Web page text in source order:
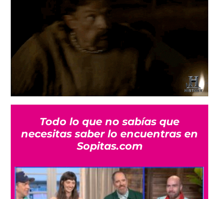
Todo lo que no sabías que
necesitas saber lo encuentras en
Sopitas.com